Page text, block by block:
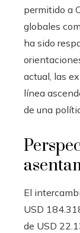
permitido a
globales
ha sido
actual, las
línea
de una
El
USD
de USD